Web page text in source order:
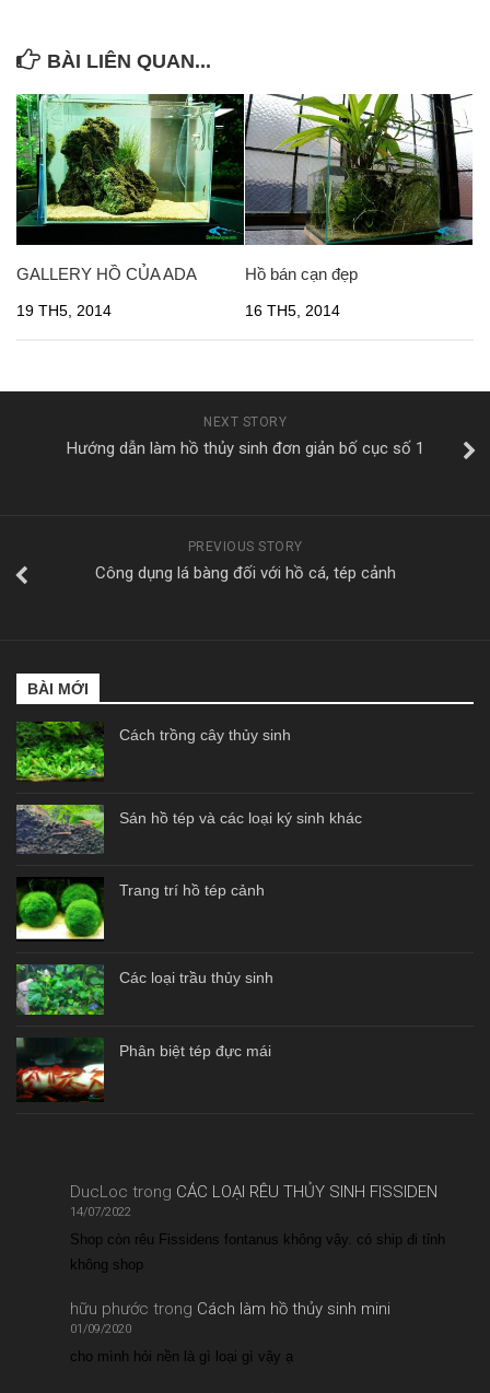
BÀI LIÊN QUAN...
GALLERY HỒ CỦA ADA
19 TH5, 2014
Hồ bán cạn đẹp
16 TH5, 2014
NEXT STORY
Hướng dẫn làm hồ thủy sinh đơn giản bố cục số 1
PREVIOUS STORY
Công dụng lá bàng đối với hồ cá, tép cảnh
BÀI MỚI
Cách trồng cây thủy sinh
Sán hồ tép và các loại ký sinh khác
Trang trí hồ tép cảnh
Các loại trầu thủy sinh
Phân biệt tép đực mái
DucLoc trong CÁC LOẠI RÊU THỦY SINH FISSIDEN
14/07/2022
Shop còn rêu Fissidens fontanus không vậy. có ship đi tỉnh
không shop
hữu phước trong Cách làm hồ thủy sinh mini
01/09/2020
cho mình hỏi nền là gì loại gì vậy ạ